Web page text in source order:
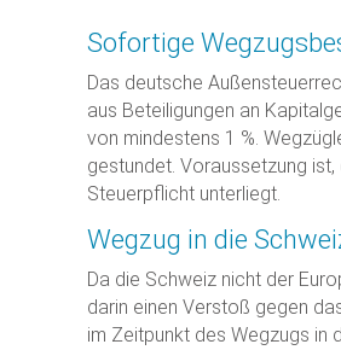
Sofortige
Das deutsche
aus Beteiligungen an
von mindestens 1 %.
gestundet. Voraussetzung
Steuerpflicht unterliegt.
Wegzug in die
Da die Schweiz nicht der
darin einen Verstoß gegen
im Zeitpunkt des Wegzugs in